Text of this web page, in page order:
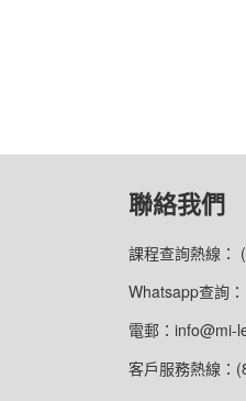
聯絡我們
課程查詢熱線：
Whatsapp查詢
電郵：info@mi-
客戶服務熱線：